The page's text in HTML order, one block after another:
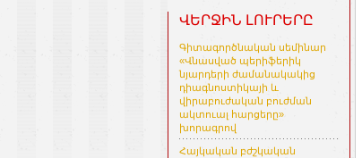
ՎԵՐՋԻՆ ԼՈՒՐԵՐԸ
Գիտագործնական սեմինար
«Վնասված պերիֆերիկ
նյարդերի ժամանակակից
դիագնոստիկայի և
վիրաբուժական բուժման
ակտուալ հարցերը»
խորագրով
Հայկական բժշկական